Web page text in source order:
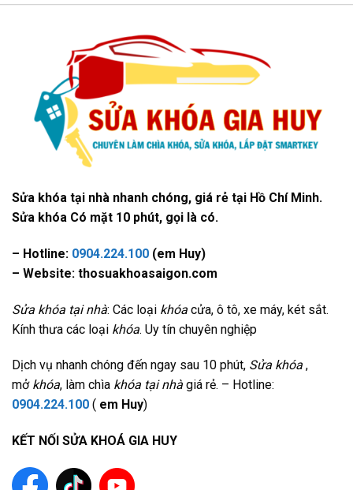
Sửa khóa tại nhà nhanh chóng, giá rẻ tại Hồ Chí Minh.
Sửa khóa Có mặt 10 phút, gọi là có.
– Hotline: 0904.224.100 (em Huy)
– Website: thosuakhoasaigon.com
Sửa khóa tại nhà: Các loại khóa cửa, ô tô, xe máy, két sắt.
Kính thưa các loại khóa. Uy tín chuyên nghiệp
Dịch vụ nhanh chóng đến ngay sau 10 phút, Sửa khóa ,
mở khóa, làm chìa khóa tại nhà giá rẻ. – Hotline:
0904.224.100 ( em Huy)
KẾT NỐI SỬA KHOÁ GIA HUY